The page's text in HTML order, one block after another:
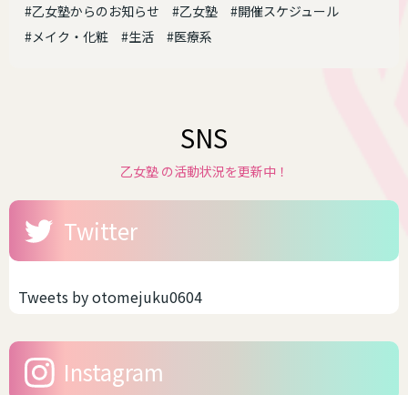
#乙女塾からのお知らせ #乙女塾
#開催スケジュール
#メイク・化粧
#生活 #医療系
SNS
乙女塾 の活動状況を更新中！
Twitter
Tweets by otomejuku0604
Instagram